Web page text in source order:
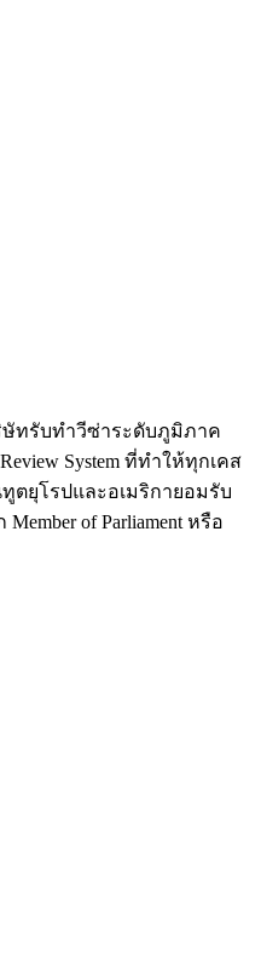
ริษัทรับทำวีซ่าระดับภูมิภาค
System ที่ทำให้ทุกเคส
ทูตยุโรปและอเมริกายอมรับ
of Parliament หรือ